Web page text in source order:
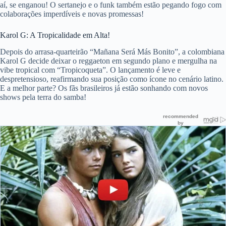
aí, se enganou! O sertanejo e o funk também estão pegando fogo com
colaborações imperdíveis e novas promessas!
Karol G: A Tropicalidade em Alta!
Depois do arrasa-quarteirão “Mañana Será Más Bonito”, a colombiana
Karol G decide deixar o reggaeton em segundo plano e mergulha na
vibe tropical com “Tropicoqueta”. O lançamento é leve e
despretensioso, reafirmando sua posição como ícone no cenário latino.
E a melhor parte? Os fãs brasileiros já estão sonhando com novos
shows pela terra do samba!